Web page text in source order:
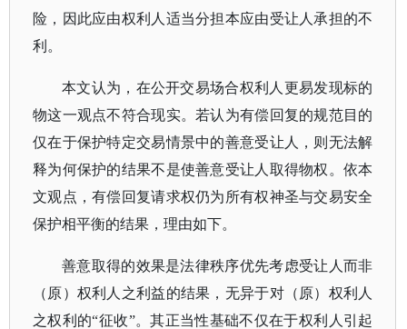
险，因此应由权利人适当分担本应由受让人承担的不
利。
本文认为，在公开交易场合权利人更易发现标的
物这一观点不符合现实。若认为有偿回复的规范目的
仅在于保护特定交易情景中的善意受让人，则无法解
释为何保护的结果不是使善意受让人取得物权。依本
文观点，有偿回复请求权仍为所有权神圣与交易安全
保护相平衡的结果，理由如下。
善意取得的效果是法律秩序优先考虑受让人而非
（原）权利人之利益的结果，无异于对（原）权利人
之权利的“征收”。其正当性基础不仅在于权利人引起